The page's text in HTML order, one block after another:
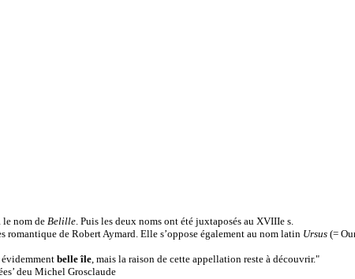
le nom de Belille. Puis les deux noms ont été juxtaposés au XVIIIe s.
romantique de Robert Aymard. Elle s’oppose également au nom latin Ursus(=
belle île, mais la raison de cette appellation reste à découvrir."
deu Michel Grosclaude